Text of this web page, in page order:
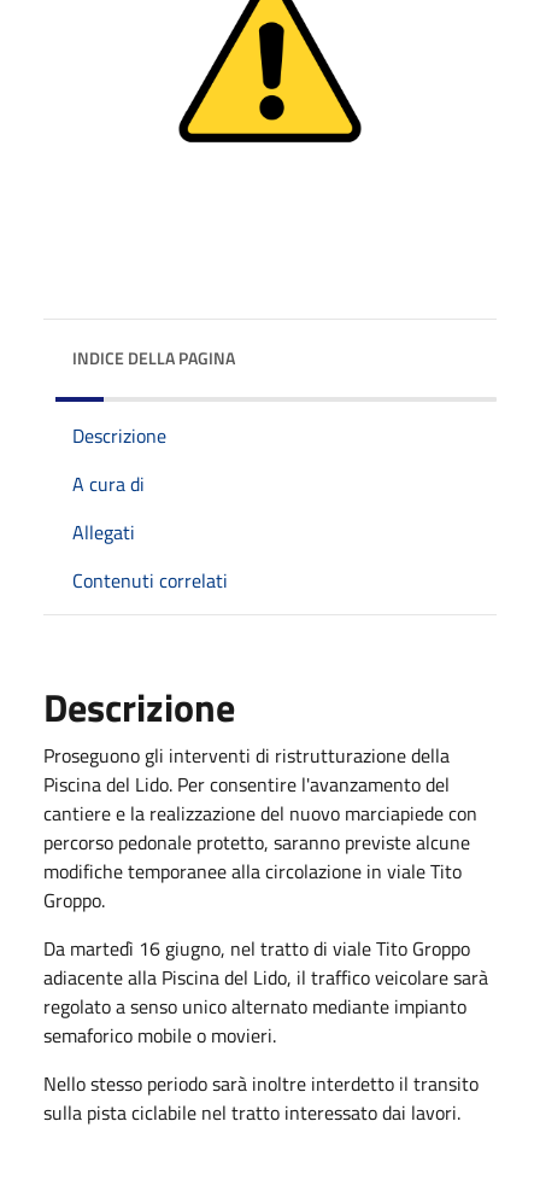
INDICE DELLA PAGINA
Descrizione
A cura di
Allegati
Contenuti correlati
Descrizione
Proseguono gli interventi di ristrutturazione della
Piscina del Lido. Per consentire l'avanzamento del
cantiere e la realizzazione del nuovo marciapiede con
percorso pedonale protetto, saranno previste alcune
modifiche temporanee alla circolazione in viale Tito
Groppo.
Da martedì 16 giugno, nel tratto di viale Tito Groppo
adiacente alla Piscina del Lido, il traffico veicolare sarà
regolato a senso unico alternato mediante impianto
semaforico mobile o movieri.
Nello stesso periodo sarà inoltre interdetto il transito
sulla pista ciclabile nel tratto interessato dai lavori.